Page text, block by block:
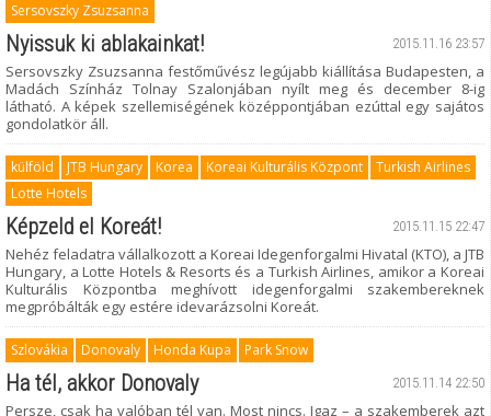
Sersovszky Zsuzsanna
2015.11.16 23:57
Nyissuk ki ablakainkat!
Sersovszky Zsuzsanna festőművész legújabb kiállítása Budapesten, a
Madách Színház Tolnay Szalonjában nyílt meg és december 8-ig
látható. A képek szellemiségének középpontjában ezúttal egy sajátos
gondolatkör áll.
külföld JTB Hungary Korea Koreai Kulturális Központ
Turkish Airlines
Lotte Hotels
2015.11.15 22:47
Képzeld el Koreát!
Nehéz feladatra vállalkozott a Koreai Idegenforgalmi Hivatal (KTO), a JTB
Hungary, a Lotte Hotels & Resorts és a Turkish Airlines, amikor a Koreai
Kulturális Központba meghívott idegenforgalmi szakembereknek
megpróbálták egy estére idevarázsolni Koreát.
Szlovákia Donovaly Honda Kupa Park Snow
2015.11.14 22:50
Ha tél, akkor Donovaly
Persze, csak ha valóban tél van. Most nincs. Igaz – a szakemberek azt